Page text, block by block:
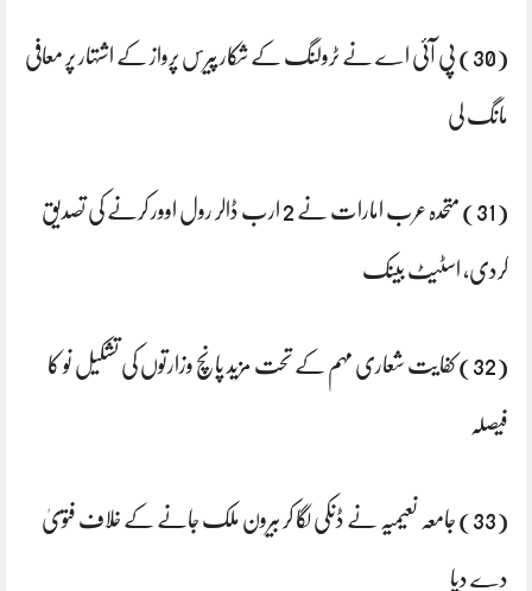
(30) پی آئی اے نے ٹرولنگ کے شکار پیرس پرواز کے اشتہار پر معافی
مانگ لی
(31) متحدہ عرب امارات نے 2 ارب ڈالر رول اوور کرنے کی تصدیق
کردی، اسٹیٹ بینک
(32) کفایت شعاری مہم کے تحت مزید پانچ وزارتوں کی تشکیل نو کا
فیصلہ
(33) جامعہ نعیمیہ نے ڈنکی لگا کر بیرون ملک جانے کے خلاف فتویٰ
دے دیا